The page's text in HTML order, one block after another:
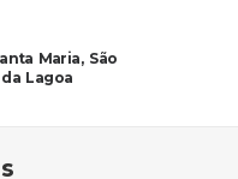
Maria, São
Lagoa